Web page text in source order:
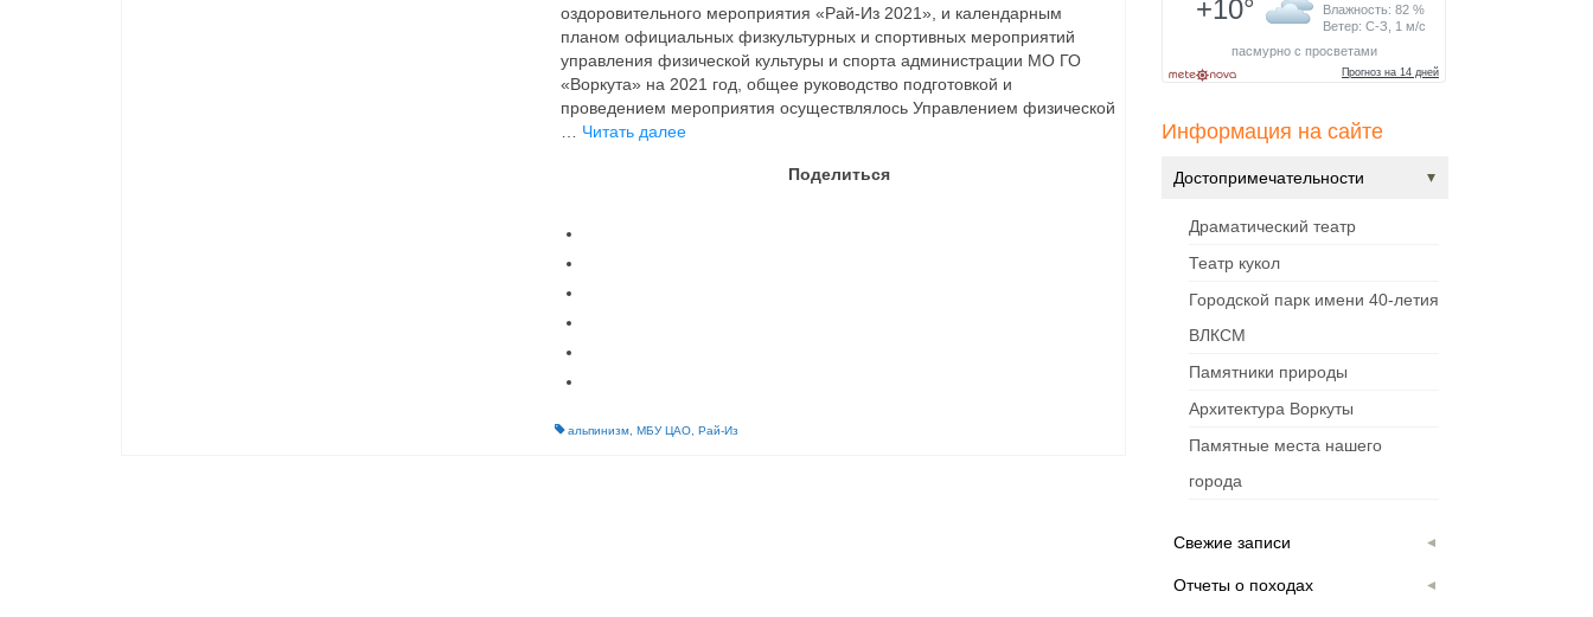
оздоровительного мероприятия «Рай-Из 2021», и календарным
планом официальных физкультурных и спортивных мероприятий
управления физической культуры и спорта администрации МО ГО
«Воркута» на 2021 год, общее руководство подготовкой и
проведением мероприятия осуществлялось Управлением физической
Читать далее
Поделиться
альпинизм, МБУ ЦАО, Рай-Из
Информация на сайте
Достопримечательности
Драматический театр
Театр кукол
Городской парк имени 40-летия
ВЛКСМ
Памятники природы
Архитектура Воркуты
Памятные места нашего
города
Свежие записи
Отчеты о походах